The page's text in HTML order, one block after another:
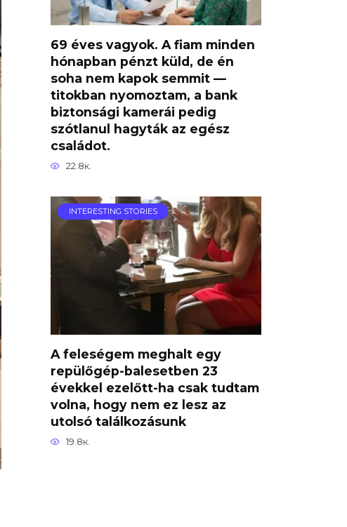
69 éves vagyok. A fiam minden
hónapban pénzt küld, de én
soha nem kapok semmit —
titokban nyomoztam, a bank
biztonsági kamerái pedig
szótlanul hagyták az egész
családot.
22.8к.
INTERESTING STORIES
A feleségem meghalt egy
repülőgép-balesetben 23
évekkel ezelőtt-ha csak tudtam
volna, hogy nem ez lesz az
utolsó találkozásunk
19.8к.